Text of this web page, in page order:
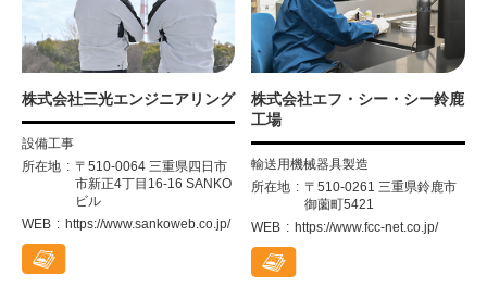
株式会社三光エンジニアリング
設備工事
所在地
〒510-0064 三重県四日市
市新正4丁目16-16 SANKO
ビル
WEB
https://www.sankoweb.co.jp/
株式会社エフ・シー・シー鈴鹿
工場
輸送用機械器具製造
所在地
〒510-0261 三重県鈴鹿市
御薗町5421
WEB
https://www.fcc-net.co.jp/